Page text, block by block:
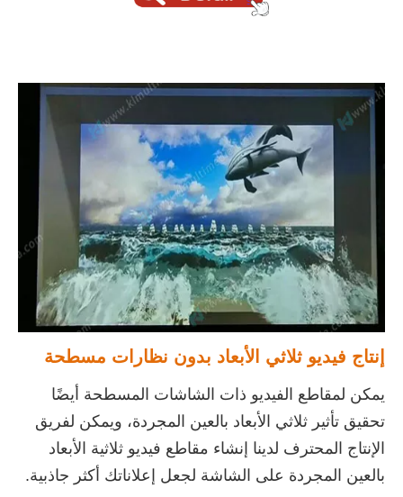
إنتاج فيديو ثلاثي الأبعاد بدون نظارات مسطحة
يمكن لمقاطع الفيديو ذات الشاشات المسطحة أيضًا
تحقيق تأثير ثلاثي الأبعاد بالعين المجردة، ويمكن لفريق
الإنتاج المحترف لدينا إنشاء مقاطع فيديو ثلاثية الأبعاد
بالعين المجردة على الشاشة لجعل إعلاناتك أكثر جاذبية.